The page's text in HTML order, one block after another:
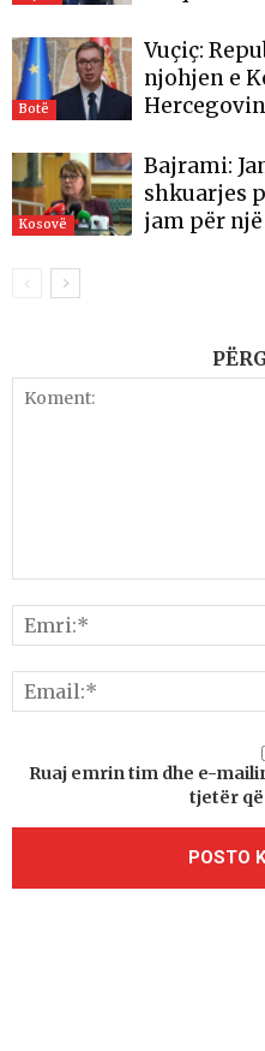
Botë
Vuçiç:
njohjen e
Kosovë
Bajrami:
shkuarjes
jam për
Ruaj emrin tim dhe e-
tjetër